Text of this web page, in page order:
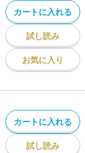
カートに入れる
試し読み
お気に入り
カートに入れる
試し読み